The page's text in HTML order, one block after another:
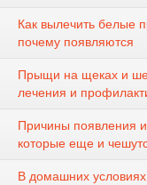
Как вылечить белые
почему появляются
Прыщи на щеках и
лечения и
Причины появления
которые еще и
В домашних